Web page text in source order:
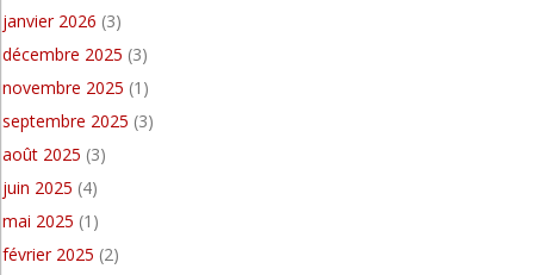
janvier 2026 (3)
décembre 2025 (3)
novembre 2025 (1)
septembre 2025 (3)
août 2025 (3)
juin 2025 (4)
mai 2025 (1)
février 2025 (2)